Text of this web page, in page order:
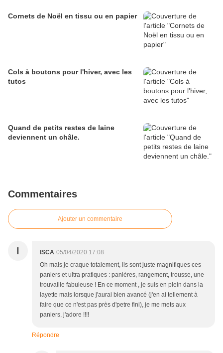
Cornets de Noël en tissu ou en papier
Cols à boutons pour l'hiver, avec les
tutos
Quand de petits restes de laine
deviennent un châle.
Commentaires
Ajouter un commentaire
I ISCA 05/04/2020 17:08
Oh mais je craque totalement, ils sont juste magnifiques ces
paniers et ultra pratiques : panières, rangement, trousse, une
trouvaille fabuleuse ! En ce moment , je suis en plein dans la
layette mais lorsque j'aurai bien avancé (j'en ai tellement à
faire que ce n'est pas près d'petre fini), je me mets aux
paniers, j'adore !!!!
Répondre